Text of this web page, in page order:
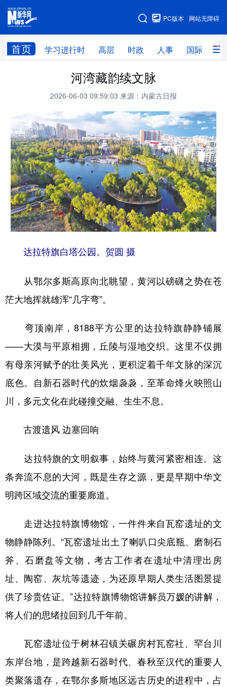
网站无障碍
PC版本
首页 学习进行时 高层 时政 人事 国际 财
网站地图
高层 时政
财经 网评
台湾 思客智库 全球连线 教育
科技 科创 量子 体育
文化 书画 健康 军事
访谈 视频 图片 政务
法律 中央文件 金融 汽车
食品 人居 信息化 数字经济
学术中国 乡村振兴 银龄
文化产业
地方频道
浙江 安徽
山东 河南 湖北 湖南
广东 广西 海南 重庆
四川 贵州
陕西 甘肃 青海 宁夏
新疆 内蒙古 黑龙江
多语种频道
English Español Français عربى
Deutsch Português
河湾藏韵续文脉
2026-06-03 09:59:03 来源：内蒙古日报
达拉特旗白塔公园。贺圆 摄
从鄂尔多斯高原向北眺望，黄河以磅礴之势在苍
茫大地挥就雄浑“几字弯”。
弯顶南岸，8188平方公里的达拉特旗静静铺展
——大漠与平原相拥，丘陵与湿地交织。这里不仅拥
有母亲河赋予的壮美风光，更积淀着千年文脉的深沉
底色。自新石器时代的炊烟袅袅，至革命烽火映照山
川，多元文化在此碰撞交融、生生不息。
古渡遗风 边塞回响
达拉特旗的文明叙事，始终与黄河紧密相连。这
条奔流不息的大河，既是生存之源，更是早期中华文
明跨区域交流的重要廊道。
走进达拉特旗博物馆，一件件来自瓦窑遗址的文
物静静陈列。“瓦窑遗址出土了喇叭口尖底瓶、磨制石
斧、石磨盘等文物，考古工作者在遗址中清理出房
址、陶窑、灰坑等遗迹，为还原早期人类生活图景提
供了珍贵佐证。”达拉特旗博物馆讲解员万媛的讲解，
将人们的思绪拉回到几千年前。
瓦窑遗址位于树林召镇关碾房村瓦窑社、罕台川
东岸台地，是跨越新石器时代、春秋至汉代的重要人
类聚落遗存，在鄂尔多斯地区远古历史的进程中，占